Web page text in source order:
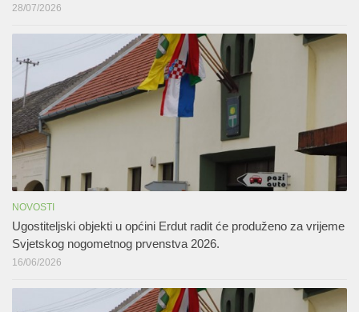
28/07/2026
NOVOSTI
Ugostiteljski objekti u općini Erdut radit će produženo za vrijeme
Svjetskog nogometnog prvenstva 2026.
16/06/2026